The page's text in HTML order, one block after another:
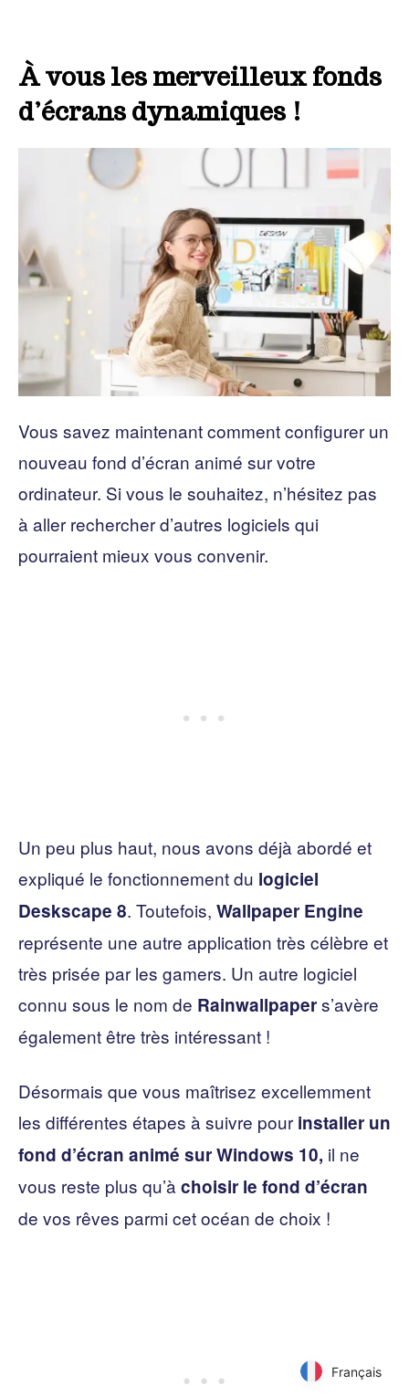
À vous les merveilleux fonds
d’écrans dynamiques !
Vous savez maintenant comment configurer un
nouveau fond d’écran animé sur votre
ordinateur. Si vous le souhaitez, n’hésitez pas
à aller rechercher d’autres logiciels qui
pourraient mieux vous convenir.
Un peu plus haut, nous avons déjà abordé et
expliqué le fonctionnement du logiciel
Deskscape 8. Toutefois, Wallpaper Engine
représente une autre application très célèbre et
très prisée par les gamers. Un autre logiciel
connu sous le nom de Rainwallpapers’avère
également être très intéressant !
Désormais que vous maîtrisez excellemment
les différentes étapes à suivre pour installer un
fond d’écran animé sur Windows 10, il ne
vous reste plus qu’à choisir le fond d’écran
de vos rêves parmi cet océan de choix !
Français
Français